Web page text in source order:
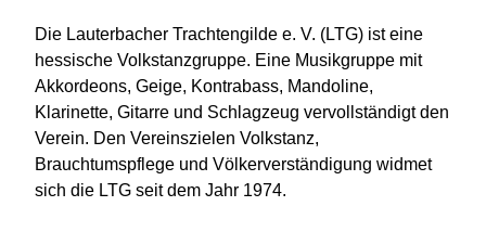
Die Lauterbacher Trachtengilde e. V. (LTG) ist eine
hessische Volkstanzgruppe. Eine Musikgruppe mit
Akkordeons, Geige, Kontrabass, Mandoline,
Klarinette, Gitarre und Schlagzeug vervollständigt den
Verein. Den Vereinszielen Volkstanz,
Brauchtumspflege und Völkerverständigung widmet
sich die LTG seit dem Jahr 1974.